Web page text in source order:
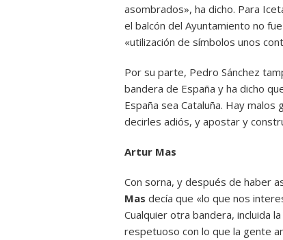
asombrados», ha dicho. Para
el balcón del Ayuntamiento no
«utilización de símbolos unos
Por su parte, Pedro Sánchez
bandera de España y ha dicho
España sea Cataluña. Hay
decirles adiós, y apostar y
Artur Mas
Con sorna, y después de haber
Mas decía que «lo que nos
Cualquier otra bandera, incluida
respetuoso con lo que la gente